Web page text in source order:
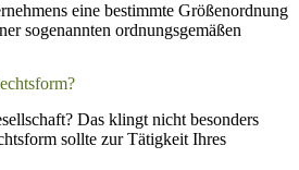
eine bestimmte Größenordnung
sogenannten ordnungsgemäßen
Das klingt nicht besonders
sollte zur Tätigkeit Ihres